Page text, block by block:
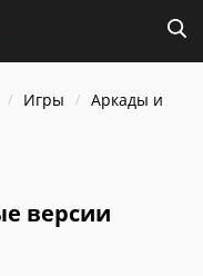
Игры
Аркады и
версии